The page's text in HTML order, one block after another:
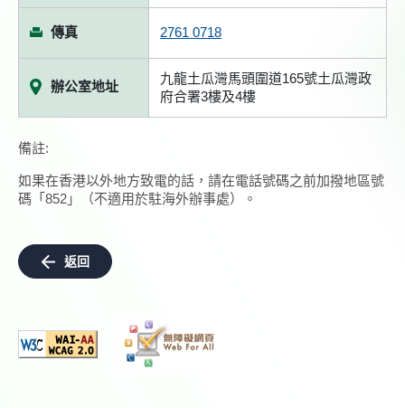
傳真 2761 0718
辦公室地址
九龍土瓜灣馬頭圍道165號土瓜灣政
府合署3樓及4樓
備註:
如果在香港以外地方致電的話，請在電話號碼之前加撥地區號
碼「852」（不適用於駐海外辦事處）。
返回